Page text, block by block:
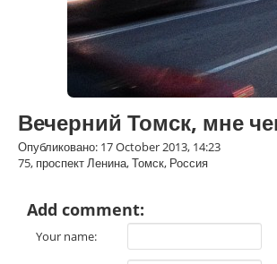
Вечерний Томск, мне
Опубликовано: 17 October 2013, 14:23
75, проспект Ленина, Томск, Россия
Add comment:
Your name: